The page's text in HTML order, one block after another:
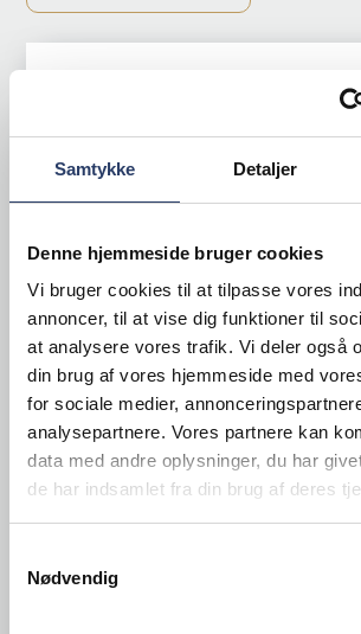
Samtykke Detaljer
Denne hjemmeside bruger cookies
Vi bruger cookies til at tilpasse vores
annoncer, til at vise dig funktioner til
at analysere vores trafik. Vi deler også
din brug af vores hjemmeside med
for sociale medier,
analysepartnere. Vores partnere kan
data med andre oplysninger, du har
de har indsamlet fra din brug af deres
Nødvendig
Scholl
Varmebro Scholl 29120 Loft
med 2 mtr. kæder